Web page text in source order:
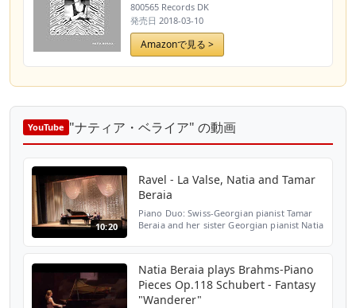
800565 Records DK
発売日 2018-03-10
Amazonで見る >
YouTube "ナティア・ベライア" の動画
10:20
Ravel - La Valse, Natia and Tamar
Beraia
Piano Duo: Swiss-Georgian pianist Tamar
Beraia and her sister Georgian pianist Natia
Natia Beraia plays Brahms-Piano
Pieces Op.118 Schubert - Fantasy
"Wanderer"